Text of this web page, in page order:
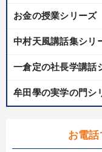
お金の授業シリーズ
中村天風講話集シリ
一倉定の社長学講話
牟田學の実学の門シ
お電